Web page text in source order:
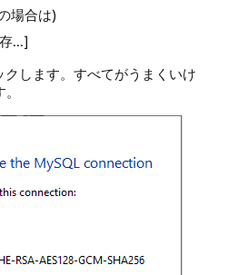
場合は)
...]
します。すべてがうまくいけ